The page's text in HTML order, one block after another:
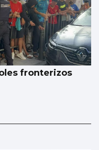
fronterizos